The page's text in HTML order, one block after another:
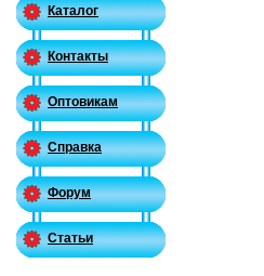
Каталог
Контакты
Оптовикам
Справка
Форум
Статьи